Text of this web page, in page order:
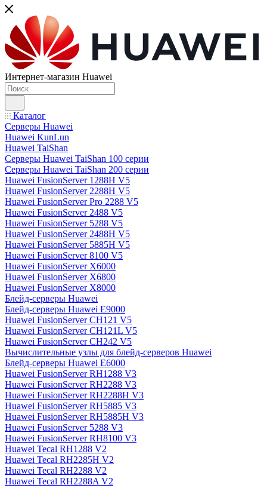
Интернет-магазин Huawei
Каталог
Серверы Huawei
Huawei KunLun
Huawei TaiShan
Серверы Huawei TaiShan 100 серии
Серверы Huawei TaiShan 200 серии
Huawei FusionServer 1288H V5
Huawei FusionServer 2288H V5
Huawei FusionServer Pro 2288 V5
Huawei FusionServer 2488 V5
Huawei FusionServer 5288 V5
Huawei FusionServer 2488H V5
Huawei FusionServer 5885H V5
Huawei FusionServer 8100 V5
Huawei FusionServer X6000
Huawei FusionServer X6800
Huawei FusionServer X8000
Блейд-серверы Huawei
Блейд-серверы Huawei E9000
Huawei FusionServer CH121 V5
Huawei FusionServer CH121L V5
Huawei FusionServer CH242 V5
Вычислительные узлы для блейд-серверов Huawei
Блейд-серверы Huawei E6000
Huawei FusionServer RH1288 V3
Huawei FusionServer RH2288 V3
Huawei FusionServer RH2288H V3
Huawei FusionServer RH5885 V3
Huawei FusionServer RH5885H V3
Huawei FusionServer 5288 V3
Huawei FusionServer RH8100 V3
Huawei Tecal RH1288 V2
Huawei Tecal RH2285H V2
Huawei Tecal RH2288 V2
Huawei Tecal RH2288A V2